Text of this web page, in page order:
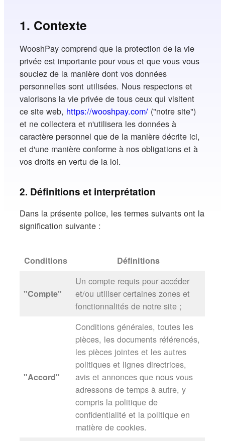
1. Contexte
WooshPay comprend que la protection de la vie
privée est importante pour vous et que vous vous
souciez de la manière dont vos données
personnelles sont utilisées. Nous respectons et
valorisons la vie privée de tous ceux qui visitent
ce site web, https://wooshpay.com/ ("notre site")
et ne collectera et n'utilisera les données à
caractère personnel que de la manière décrite ici,
et d'une manière conforme à nos obligations et à
vos droits en vertu de la loi.
2. Définitions et interprétation
Dans la présente police, les termes suivants ont la
signification suivante :
Conditions Définitions
"Compte"
Un compte requis pour accéder
et/ou utiliser certaines zones et
fonctionnalités de notre site ;
"Accord"
Conditions générales, toutes les
pièces, les documents référencés,
les pièces jointes et les autres
politiques et lignes directrices,
avis et annonces que nous vous
adressons de temps à autre, y
compris la politique de
confidentialité et la politique en
matière de cookies.